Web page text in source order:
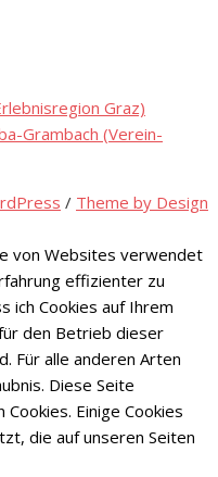
Graz)
Grambach (Verein-
/ Theme by Design
von Websites verwendet
effizienter zu
ich Cookies auf Ihrem
den Betrieb dieser
Für alle anderen Arten
Diese Seite
Einige Cookies
die auf unseren Seiten